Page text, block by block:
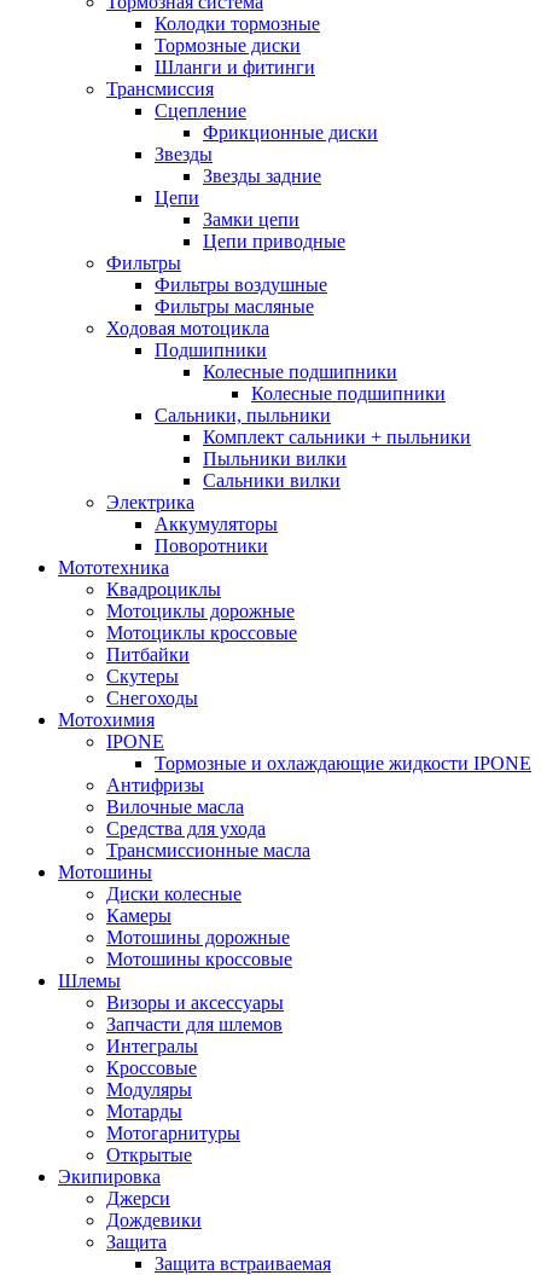
Колодки тормозные
Тормозные диски
Шланги и фитинги
Трансмиссия
Cцепление
Фрикционные диски
Звезды
Звезды задние
Цепи
Замки цепи
Цепи приводные
Фильтры
Фильтры воздушные
Фильтры масляные
Ходовая мотоцикла
Подшипники
Колесные подшипники
Колесные подшипники
Сальники, пыльники
Комплект сальники + пыльники
Пыльники вилки
Сальники вилки
Электрика
Аккумуляторы
Поворотники
Мототехника
Квадроциклы
Мотоциклы дорожные
Мотоциклы кроссовые
Питбайки
Скутеры
Снегоходы
Мотохимия
IPONE
Тормозные и охлаждающие жидкости IPONE
Антифризы
Вилочные масла
Средства для ухода
Трансмиссионные масла
Мотошины
Диски колесные
Камеры
Мотошины дорожные
Мотошины кроссовые
Шлемы
Визоры и аксессуары
Запчасти для шлемов
Интегралы
Кроссовые
Модуляры
Мотарды
Мотогарнитуры
Открытые
Экипировка
Джерси
Дождевики
Защита
Защита встраиваемая